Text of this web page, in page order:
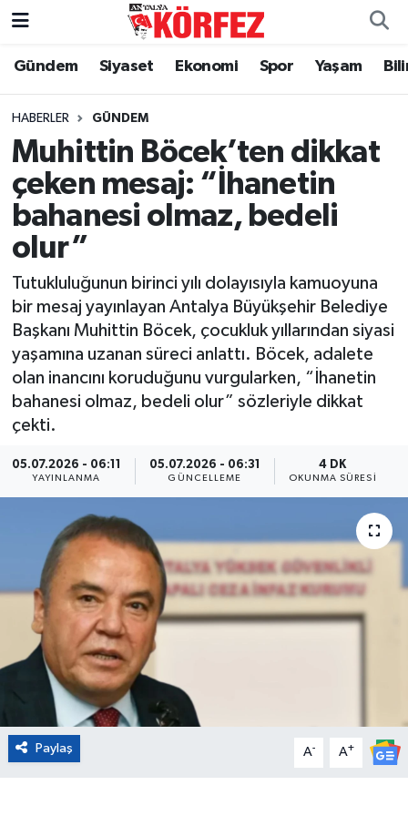
Gündem Siyaset Ekonomi Spor Yaşam
HABERLER GÜNDEM
Muhittin Böcek’ten dikkat
çeken mesaj: “İhanetin
bahanesi olmaz, bedeli
olur”
Tutukluluğunun birinci yılı dolayısıyla kamuoyuna
bir mesaj yayınlayan Antalya Büyükşehir Belediye
Başkanı Muhittin Böcek, çocukluk yıllarından siyasi
yaşamına uzanan süreci anlattı. Böcek, adalete
olan inancını koruduğunu vurgularken, “İhanetin
bahanesi olmaz, bedeli olur” sözleriyle dikkat
çekti.
05.07.2026 - 06:11
YAYINLANMA
05.07.2026 - 06:31
GÜNCELLEME
4 DK
OKUNMA SÜRESI
Paylaş A- A+
Gündem
Siyaset
Yerel Yönetim
Ekonomi
Spor
Yaşam
Asayiş
Dünya
Magazin
Turizm
Çevre
Kültür ve Sanat
Sivil Toplum
Tarım
Nöbetçi Eczaneler
Hava Durumu
Trafik Durumu
Süper Lig Puan Durumu ve Fikstür
Tüm Manşetler
Son Dakika Haberleri
Haber Arşivi